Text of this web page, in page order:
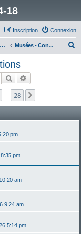
18
Connexion
Inscription
LA GRANDE GUERRE VUE D'AUJOURD'HUI Musées - Conférences - Expositions
e
Rechercher
28
pm
pm
am
9:24 am
5:14 pm